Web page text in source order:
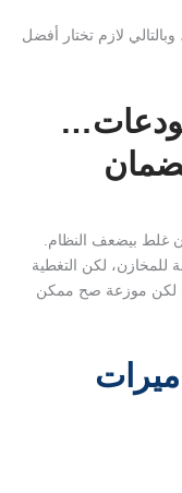
لازم تختار أفضل
غلط بيضعف النظام.
لكن التغطية
لكن موزعة صح ممكن